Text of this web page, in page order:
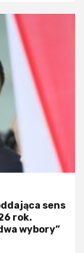
sens
rok.
wybory”